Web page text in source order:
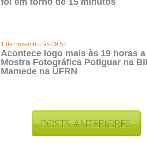
1 de novembro às 09:52
Acontece logo mais às 19 horas a
Mostra Fotográfica Potiguar na
Mamede na UFRN